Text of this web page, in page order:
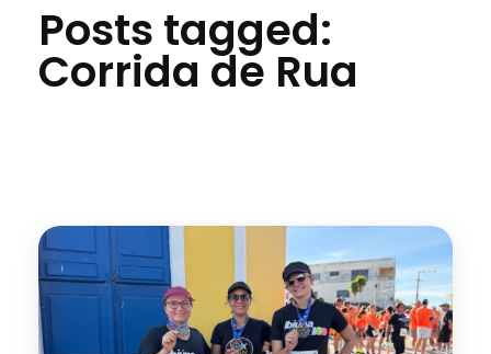
Posts tagged:
Corrida de Rua